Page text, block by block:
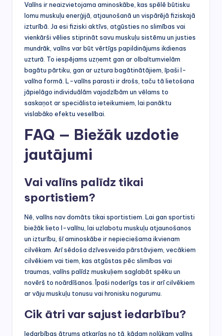
Valīns ir neaizvietojama aminoskābe, kas spēlē būtisku
lomu muskuļu enerģijā, atjaunošanā un vispārējā fiziskajā
izturībā. Ja esi fiziski aktīvs, atgūsties no slimības vai
vienkārši vēlies stiprināt savu muskuļu sistēmu un justies
mundrāk, valīns var būt vērtīgs papildinājums ikdienas
uzturā. To iespējams uzņemt gan ar olbaltumvielām
bagātu pārtiku, gan ar uztura bagātinātājiem, īpaši l-
valīna formā. L-valīns parasti ir drošs, taču tā lietošana
jāpielāgo individuālām vajadzībām un vēlams to
saskaņot ar speciālista ieteikumiem, lai panāktu
vislabāko efektu veselībai.
FAQ — Biežāk uzdotie
jautājumi
Vai valīns palīdz tikai
sportistiem?
Nē, valīns nav domāts tikai sportistiem. Lai gan sportisti
biežāk lieto l-valīnu, lai uzlabotu muskuļu atjaunošanos
un izturību, šī aminoskābe ir nepieciešama ikvienam
cilvēkam. Arī sēdoša dzīvesveida pārstāvjiem, vecākiem
cilvēkiem vai tiem, kas atgūstas pēc slimības vai
traumas, valīns palīdz muskuļiem saglabāt spēku un
novērš to noārdīšanos. Īpaši noderīgs tas ir arī cilvēkiem
ar vāju muskuļu tonusu vai hronisku nogurumu.
Cik ātri var sajust iedarbību?
Iedarbības ātrums atkarīgs no tā, kādam nolūkam valīns